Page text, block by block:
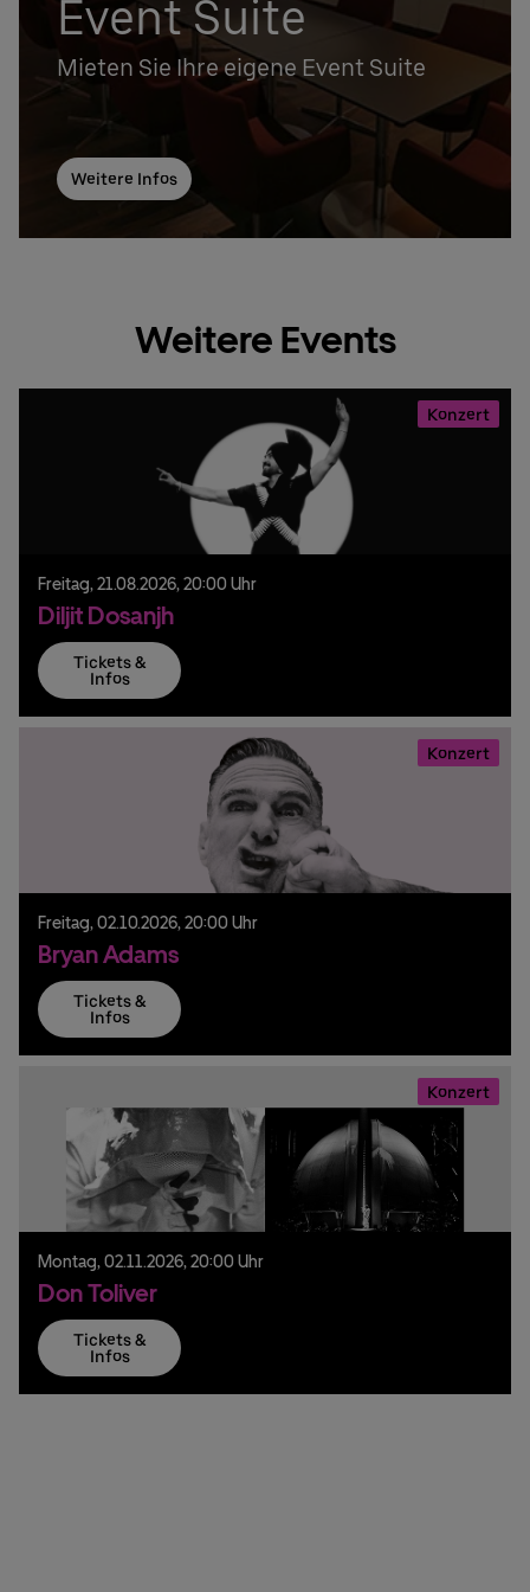
Event Suite
Mieten Sie Ihre eigene Event Suite
Weitere Infos
Weitere Events
Konzert
Freitag, 21.08.2026, 20:00 Uhr
Diljit Dosanjh
Tickets &
Infos
Konzert
Freitag, 02.10.2026, 20:00 Uhr
Bryan Adams
Tickets &
Infos
Konzert
Montag, 02.11.2026, 20:00 Uhr
Don Toliver
Tickets &
Infos